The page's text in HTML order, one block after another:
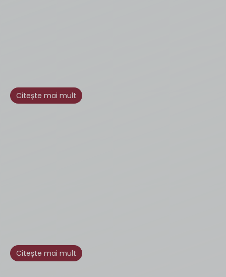
Citește mai mult
Citește mai mult